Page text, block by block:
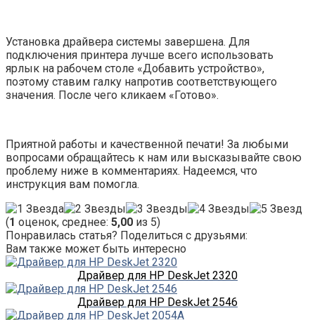
Установка драйвера системы завершена. Для
подключения принтера лучше всего использовать
ярлык на рабочем столе «Добавить устройство»,
поэтому ставим галку напротив соответствующего
значения. После чего кликаем «Готово».
Приятной работы и качественной печати! За любыми
вопросами обращайтесь к нам или высказывайте свою
проблему ниже в комментариях. Надеемся, что
инструкция вам помогла.
(1 оценок, среднее: 5,00 из 5)
Понравилась статья? Поделиться с друзьями:
Вам также может быть интересно
Драйвер для HP DeskJet 2320
Драйвер для HP DeskJet 2546